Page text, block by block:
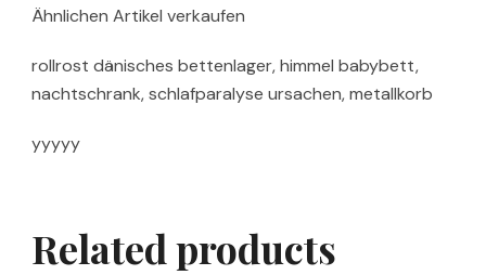
Ähnlichen Artikel verkaufen
rollrost dänisches bettenlager, himmel babybett,
nachtschrank, schlafparalyse ursachen, metallkorb
yyyyy
Related products